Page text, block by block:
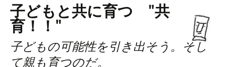
子どもと共に育つ "共
育！！"
子どもの可能性を引き出そう。そし
て親も育つのだ。